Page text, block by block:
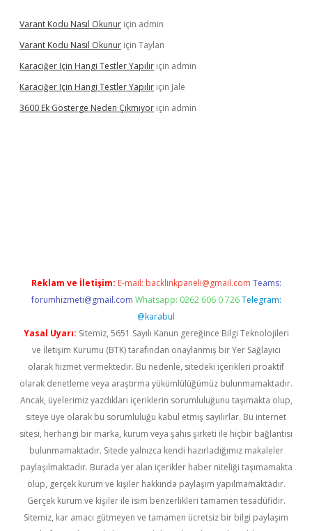
Varant Kodu Nasıl Okunur için admin
Varant Kodu Nasıl Okunur için Taylan
Karaciğer Için Hangi Testler Yapılır için admin
Karaciğer Için Hangi Testler Yapılır için Jale
3600 Ek Gösterge Neden Çıkmıyor için admin
Reklam ve İletişim: E-mail: backlinkpaneli@gmail.com Teams:
forumhizmeti@gmail.com Whatsapp: 0262 606 0 726 Telegram:
@karabul
Yasal Uyarı: Sitemiz, 5651 Sayılı Kanun gereğince Bilgi Teknolojileri
ve İletişim Kurumu (BTK) tarafından onaylanmış bir Yer Sağlayıcı
olarak hizmet vermektedir. Bu nedenle, sitedeki içerikleri proaktif
olarak denetleme veya araştırma yükümlülüğümüz bulunmamaktadır.
Ancak, üyelerimiz yazdıkları içeriklerin sorumluluğunu taşımakta olup,
siteye üye olarak bu sorumluluğu kabul etmiş sayılırlar. Bu internet
sitesi, herhangi bir marka, kurum veya şahıs şirketi ile hiçbir bağlantısı
bulunmamaktadır. Sitede yalnızca kendi hazırladığımız makaleler
paylaşılmaktadır. Burada yer alan içerikler haber niteliği taşımamakta
olup, gerçek kurum ve kişiler hakkında paylaşım yapılmamaktadır.
Gerçek kurum ve kişiler ile isim benzerlikleri tamamen tesadüfidir.
Sitemiz, kar amacı gütmeyen ve tamamen ücretsiz bir bilgi paylaşım